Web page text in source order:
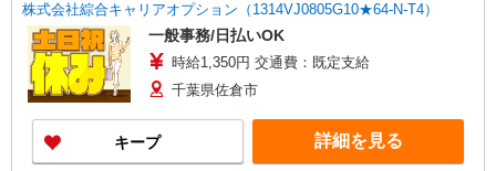
株式会社綜合キャリアオプション（1314VJ0805G10★64-N-T4）
一般事務/日払いOK
時給1,350円 交通費：既定支給
千葉県佐倉市
キープ 詳細を見る